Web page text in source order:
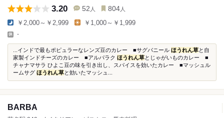
3.20 52 人 804 人
￥2,000～￥2,999 ￥1,000～￥1,999
-
...インドで最もポピュラーなレンズ豆のカレー ■サグパニール ほうれん草と自
家製インドチーズのカレー ■アルパラク ほうれん草とじゃがいものカレー ■
チャナマサラ ひよこ豆の味を引き出し、スパイスを効いたカレー ■マッシュル
ームサグ ほうれん草と効いたマッシュ...
BARBA